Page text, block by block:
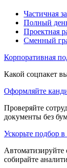
Частичная
Полный
Проектная
Сменный
Корпоративная
Какой соцпакет
Оформляйте
Проверяйте
документы без
Ускорьте подбор
Автоматизируйте
собирайте